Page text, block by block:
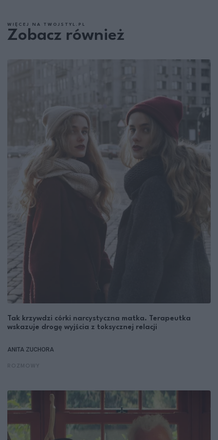
WIĘCEJ NA TWOJSTYL.PL
Zobacz również
Tak krzywdzi córki narcystyczna matka. Terapeutka
wskazuje drogę wyjścia z toksycznej relacji
ANITA ZUCHORA